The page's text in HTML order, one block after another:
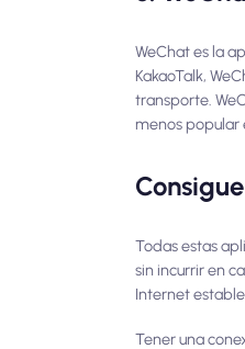
WeChat es la
KakaoTalk,
transporte.
menos popular
Todas estas
sin incurrir en
Internet
Tener una